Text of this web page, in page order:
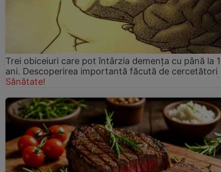
Trei obiceiuri care pot întârzia demența cu până la
ani. Descoperirea importantă făcută de cercetători
Sănătate!